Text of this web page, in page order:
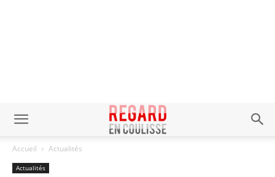
Accueil Actualités
Actualités